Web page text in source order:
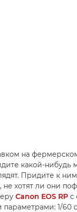
на
какой-нибудь
Придите к
не хотят ли они
Canon EOS RP с
1/60